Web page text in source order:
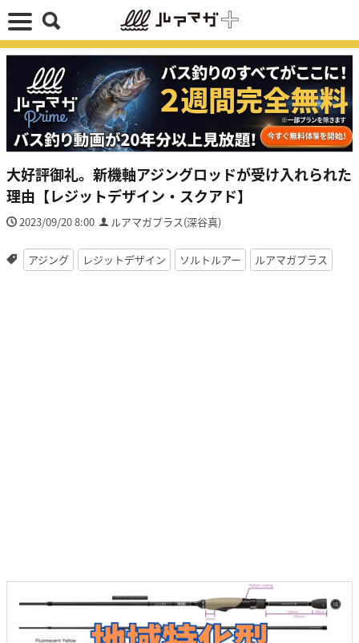
大好評御礼。新機軸アジングロッドが受け入れられた
理由【レジットデザイン・スクアド】
2023/09/20 8:00 ルアマガプラス(深谷真)
アジング レジットデザイン ソルトルアー ルアマガプラス